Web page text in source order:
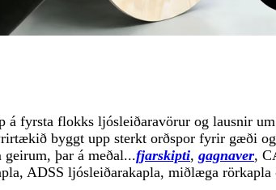
fyrsta flokks ljósleiðaravörur og lausnir
byggt upp sterkt orðspor fyrir gæði
þar á meðal...fjarskipti, gagnaver,
ADSS ljósleiðarakapla, miðlæga rörkapla